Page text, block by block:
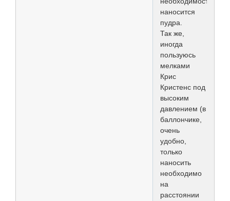
наносится
пудра.
Так же,
иногда
пользуюсь
мелками
Крис
Кристенс под
высоким
давлением (в
баллончике,
очень
удобно,
только
наносить
необходимо
на
расстоянии